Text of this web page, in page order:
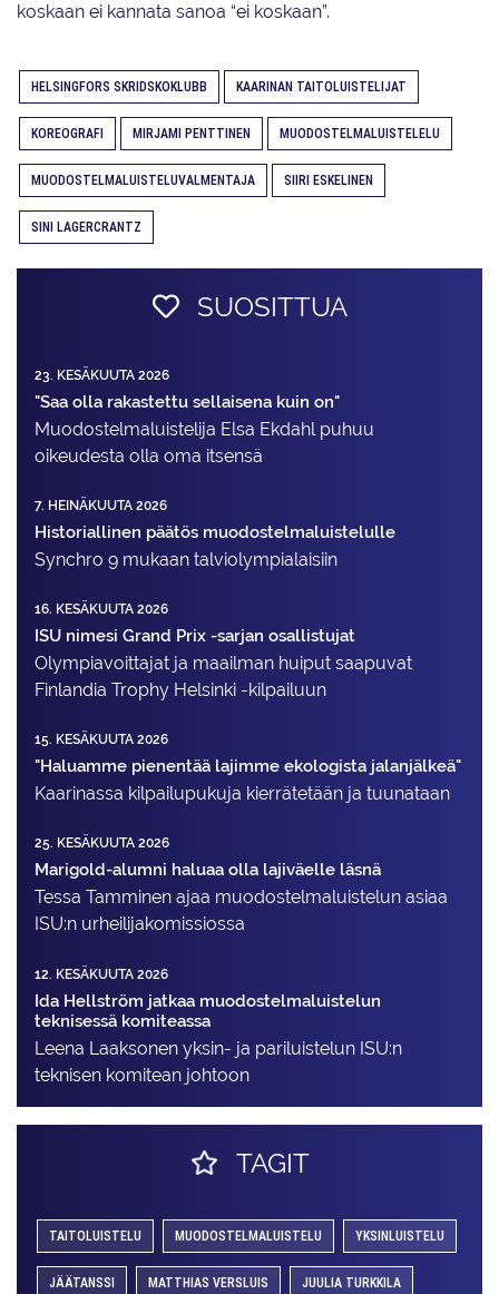
koskaan ei kannata sanoa “ei koskaan”.
HELSINGFORS SKRIDSKOKLUBB KAARINAN TAITOLUISTELIJAT
KOREOGRAFI MIRJAMI PENTTINEN MUODOSTELMALUISTELELU
MUODOSTELMALUISTELUVALMENTAJA SIIRI ESKELINEN
SINI LAGERCRANTZ
SUOSITTUA
23. KESÄKUUTA 2026
"Saa olla rakastettu sellaisena kuin on"
Muodostelma­luistelija Elsa Ekdahl puhuu
oikeudesta olla oma itsensä
7. HEINÄKUUTA 2026
Historiallinen päätös muodostelmaluistelulle
Synchro 9 mukaan talviolympialaisiin
16. KESÄKUUTA 2026
ISU nimesi Grand Prix -sarjan osallistujat
Olympiavoittajat ja maailman huiput saapuvat
Finlandia Trophy Helsinki -kilpailuun
15. KESÄKUUTA 2026
"Haluamme pienentää lajimme ekologista jalanjälkeä"
Kaarinassa kilpailupukuja kierrätetään ja tuunataan
25. KESÄKUUTA 2026
Marigold-alumni haluaa olla lajiväelle läsnä
Tessa Tamminen ajaa muodostelma­luistelun asiaa
ISU:n urheilija­komissiossa
12. KESÄKUUTA 2026
Ida Hellström jatkaa muodostelmaluistelun
teknisessä komiteassa
Leena Laaksonen yksin- ja pariluistelun ISU:n
teknisen komitean johtoon
TAGIT
TAITOLUISTELU MUODOSTELMALUISTELU YKSINLUISTELU
JÄÄTANSSI MATTHIAS VERSLUIS JUULIA TURKKILA